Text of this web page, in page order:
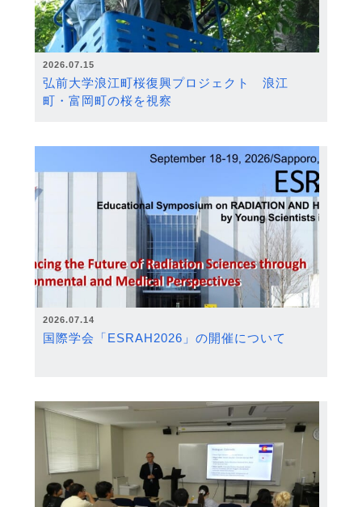
2026.07.15
弘前大学浪江町桜復興プロジェクト 浪江
町・富岡町の桜を視察
2026.07.14
国際学会「ESRAH2026」の開催について